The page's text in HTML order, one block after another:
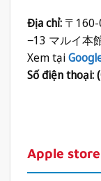
Địa chỉ: 〒
−13 マルイ本
Xem tại
Số điện thoại:
Apple